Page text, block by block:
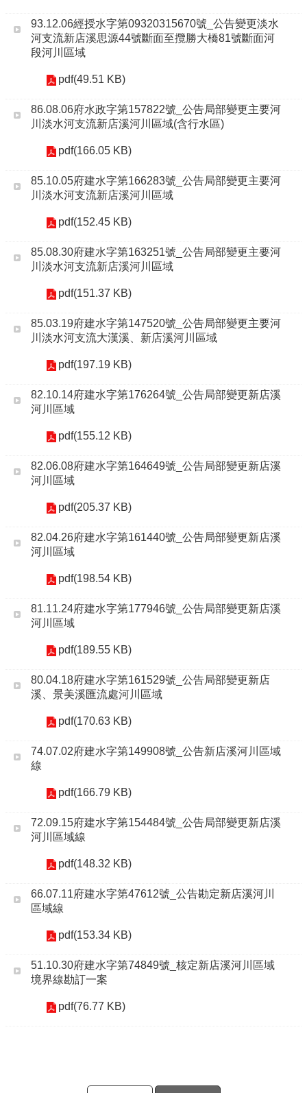
93.12.06經授水字第09320315670號_公告變更淡水
河支流新店溪思源44號斷面至攬勝大橋81號斷面河
段河川區域
pdf(49.51 KB)
86.08.06府水政字第157822號_公告局部變更主要河
川淡水河支流新店溪河川區域(含行水區)
pdf(166.05 KB)
85.10.05府建水字第166283號_公告局部變更主要河
川淡水河支流新店溪河川區域
pdf(152.45 KB)
85.08.30府建水字第163251號_公告局部變更主要河
川淡水河支流新店溪河川區域
pdf(151.37 KB)
85.03.19府建水字第147520號_公告局部變更主要河
川淡水河支流大漢溪、新店溪河川區域
pdf(197.19 KB)
82.10.14府建水字第176264號_公告局部變更新店溪
河川區域
pdf(155.12 KB)
82.06.08府建水字第164649號_公告局部變更新店溪
河川區域
pdf(205.37 KB)
82.04.26府建水字第161440號_公告局部變更新店溪
河川區域
pdf(198.54 KB)
81.11.24府建水字第177946號_公告局部變更新店溪
河川區域
pdf(189.55 KB)
80.04.18府建水字第161529號_公告局部變更新店
溪、景美溪匯流處河川區域
pdf(170.63 KB)
74.07.02府建水字第149908號_公告新店溪河川區域
線
pdf(166.79 KB)
72.09.15府建水字第154484號_公告局部變更新店溪
河川區域線
pdf(148.32 KB)
66.07.11府建水字第47612號_公告勘定新店溪河川
區域線
pdf(153.34 KB)
51.10.30府建水字第74849號_核定新店溪河川區域
境界線勘訂一案
pdf(76.77 KB)